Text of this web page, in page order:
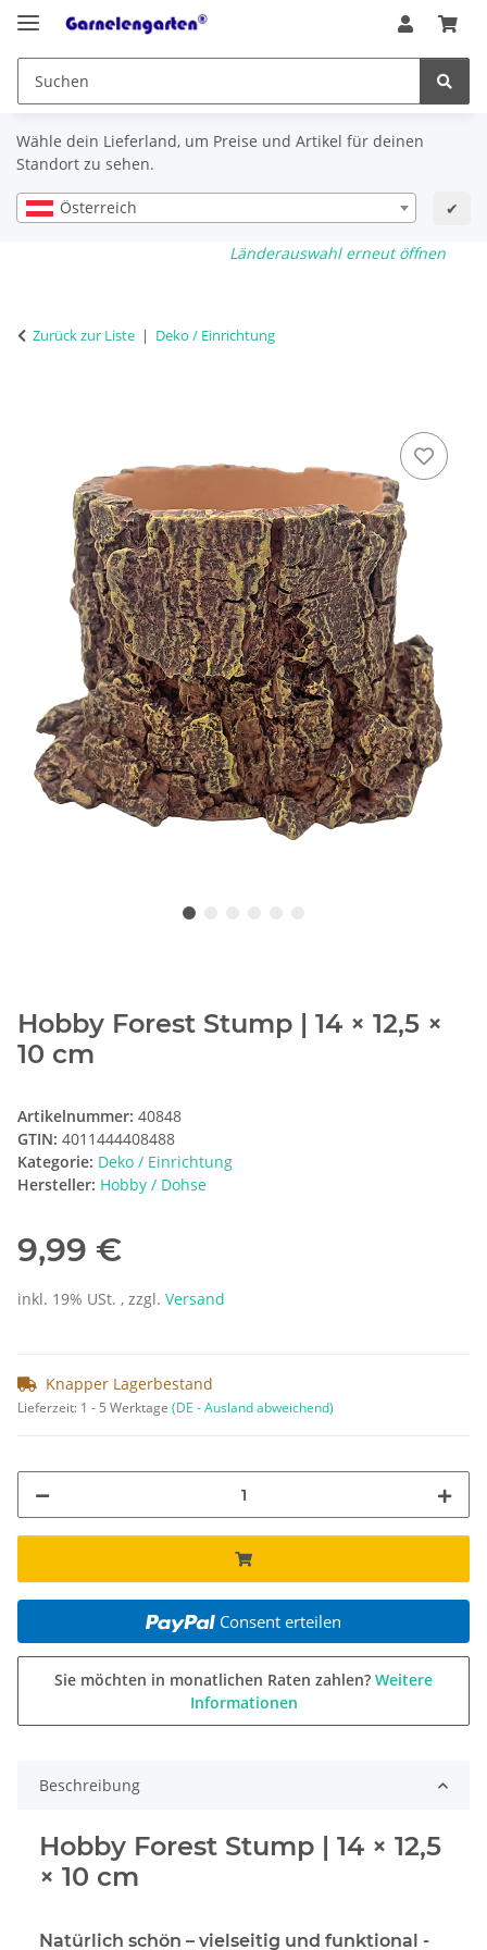
Wähle dein Lieferland, um Preise und Artikel für deinen
Standort zu sehen.
Österreich ✔
Länderauswahl erneut öffnen
Zurück zur Liste Deko / Einrichtung
Hobby Forest Stump | 14 × 12,5 ×
10 cm
Artikelnummer: 40848
GTIN: 4011444408488
Kategorie: Deko / Einrichtung
Hersteller: Hobby / Dohse
9,99 €
inkl. 19% USt. , zzgl. Versand
Knapper Lagerbestand
Lieferzeit: 1 - 5 Werktage (DE - Ausland abweichend)
Consent erteilen
Sie möchten in monatlichen Raten zahlen? Weitere
Informationen
Beschreibung
Hobby Forest Stump | 14 × 12,5
× 10 cm
Natürlich schön – vielseitig und funktional -